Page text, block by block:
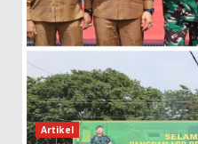
Artikel